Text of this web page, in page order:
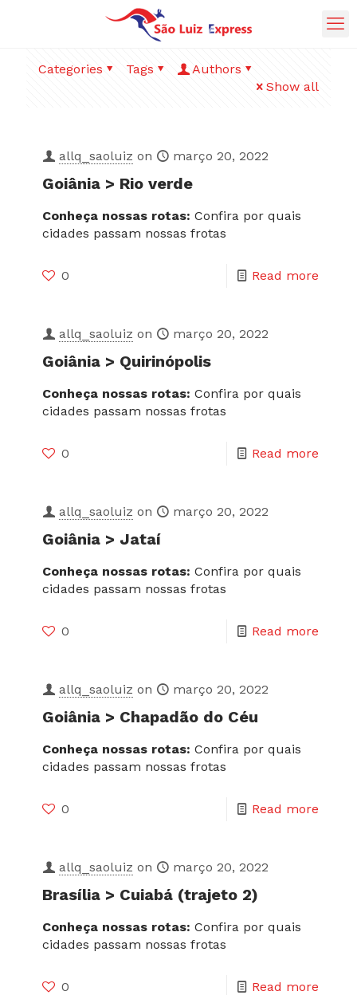
Categories Tags
Authors
Show all
allq_saoluiz on março 20, 2022
Goiânia > Rio verde
Conheça nossas rotas: Confira por quais
cidades passam nossas frotas
0 Read more
allq_saoluiz on março 20, 2022
Goiânia > Quirinópolis
Conheça nossas rotas: Confira por quais
cidades passam nossas frotas
0 Read more
allq_saoluiz on março 20, 2022
Goiânia > Jataí
Conheça nossas rotas: Confira por quais
cidades passam nossas frotas
0 Read more
allq_saoluiz on março 20, 2022
Goiânia > Chapadão do Céu
Conheça nossas rotas: Confira por quais
cidades passam nossas frotas
0 Read more
allq_saoluiz on março 20, 2022
Brasília > Cuiabá (trajeto 2)
Conheça nossas rotas: Confira por quais
cidades passam nossas frotas
0 Read more